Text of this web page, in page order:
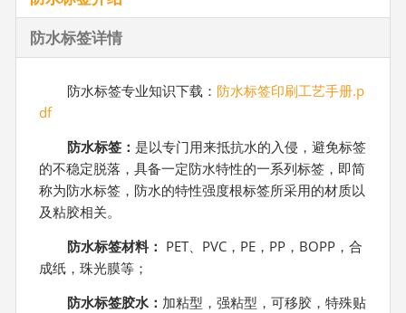
防水标签详情
防水标签专业知识下载： 防水标签印刷工艺手册.p
df
防水标签 ： 是以专门用来抵抗水的入侵，避免标签
的不稳定脱落，具备一定防水特性的一系列标签，即简
称为防水标签，防水的特性强度根标签所采用的材质以
及粘胶相关。
防水标签材料： PET、PVC，PE，PP，BOPP，合
成纸，珠光膜等；
防水标签胶水： 加粘型，强粘型，可移胶，特殊贴